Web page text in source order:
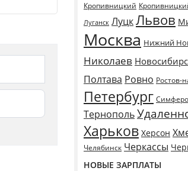
Кропивницкий
Луганск ЛуцкЛьвов
Москва Нижний
Николаев
Полтава Ровно Ростов-
Петербург
Тернополь
Харьков Херсон
Челябинск Черкассы
НОВЫЕ ЗАРПЛАТЫ